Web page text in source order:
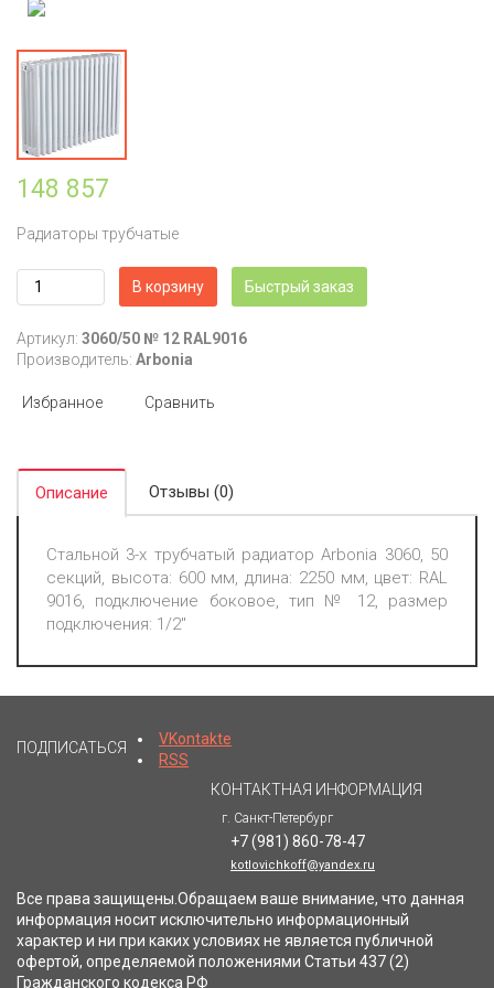
148 857
Радиаторы трубчатые
В корзину Быстрый заказ
Артикул: 3060/50 № 12 RAL9016
Производитель: Arbonia
Избранное Сравнить
Описание Отзывы (0)
Стальной 3-х трубчатый радиатор Arbonia 3060, 50
секций, высота: 600 мм, длина: 2250 мм, цвет: RAL
9016, подключение боковое, тип № 12, размер
подключения: 1/2"
ПОДПИСАТЬСЯ
VKontakte
RSS
КОНТАКТНАЯ ИНФОРМАЦИЯ
г. Санкт-Петербург
+7 (981) 860-78-47
kotlovichkoff@yandex.ru
Все права защищены.Обращаем ваше внимание, что данная
информация носит исключительно информационный
характер и ни при каких условиях не является публичной
офертой, определяемой положениями Статьи 437 (2)
Гражданского кодекса РФ